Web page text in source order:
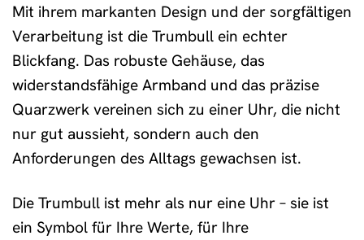
Mit ihrem markanten Design und der sorgfältigen
Verarbeitung ist die Trumbull ein echter
Blickfang. Das robuste Gehäuse, das
widerstandsfähige Armband und das präzise
Quarzwerk vereinen sich zu einer Uhr, die nicht
nur gut aussieht, sondern auch den
Anforderungen des Alltags gewachsen ist.
Die Trumbull ist mehr als nur eine Uhr – sie ist
ein Symbol für Ihre Werte, für Ihre